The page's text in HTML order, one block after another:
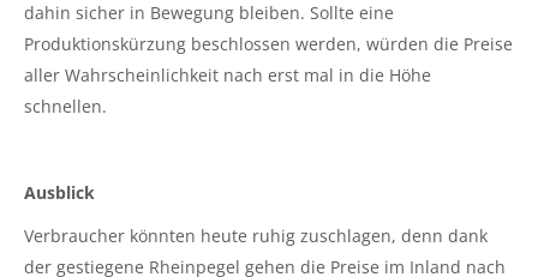
dahin sicher in Bewegung bleiben. Sollte eine
Produktionskürzung beschlossen werden, würden die Preise
aller Wahrscheinlichkeit nach erst mal in die Höhe
schnellen.
Ausblick
Verbraucher könnten heute ruhig zuschlagen, denn dank
der gestiegene Rheinpegel gehen die Preise im Inland nach